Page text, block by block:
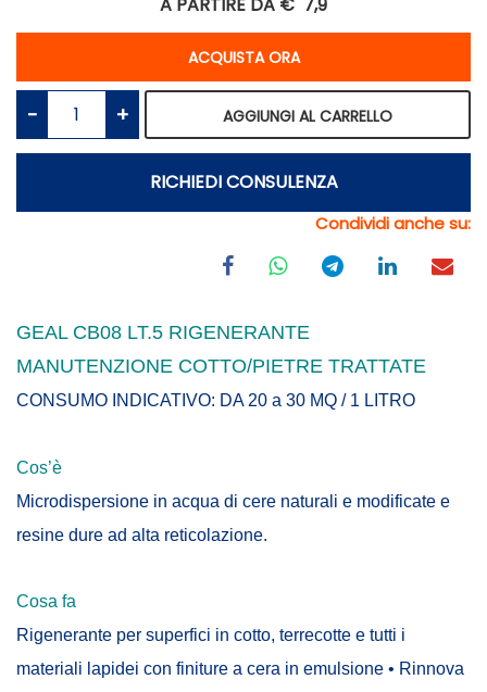
A PARTIRE DA € 7,9
ACQUISTA ORA
Quantità
AGGIUNGI AL CARRELLO
RICHIEDI CONSULENZA
Condividi anche su:
GEAL CB08 LT.5 RIGENERANTE
MANUTENZIONE COTTO/PIETRE TRATTATE
CONSUMO INDICATIVO: DA 20 a 30 MQ / 1 LITRO
Cos’è
Microdispersione in acqua di cere naturali e modificate e
resine dure ad alta reticolazione.
Cosa fa
Rigenerante per superfici in cotto, terrecotte e tutti i
materiali lapidei con finiture a cera in emulsione • Rinnova